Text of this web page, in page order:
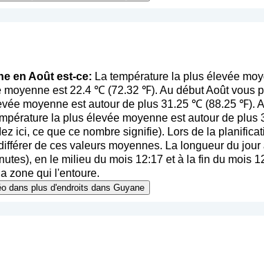
en Août est-ce: La température la plus élevée
est 22.4 ℃ (72.32 ℉). Au début Août vous
moyenne est autour de plus 31.25 ℃ (88.25 ℉).
la plus élevée moyenne est autour de
ici, ce que ce nombre signifie). Lors de la
de ces valeurs moyennes. La longueur du
en le milieu du mois 12:17 et à la fin du mois
zone qui l'entoure.
dans plus d'endroits dans Guyane